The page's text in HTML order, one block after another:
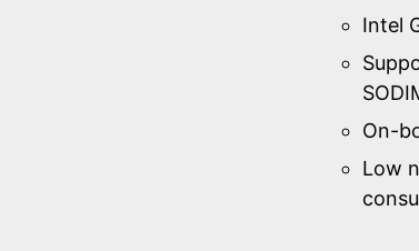
Intel
On-
Low